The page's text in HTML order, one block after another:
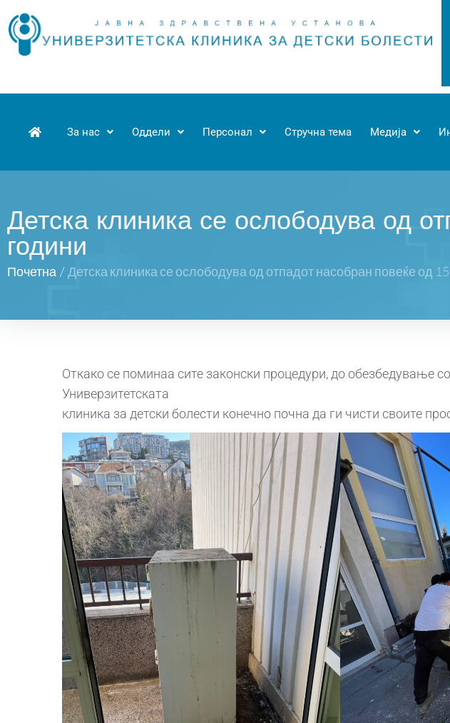
За нас Оддели Персонал Стручна тема Медија
Детска клиника се ослободува од
години
Почетна / Детска клиника се ослободува од отпадот насобран повеќе од
Откако се поминаа сите законски процедури, до обезбедување
Универзитетската
клиника за детски болести конечно почна да ги чисти своите